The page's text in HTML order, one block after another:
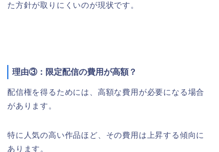
た方針が取りにくいのが現状です。
理由③：限定配信の費用が高額？
配信権を得るためには、高額な費用が必要になる場合
があります。
特に人気の高い作品ほど、その費用は上昇する傾向に
あります。